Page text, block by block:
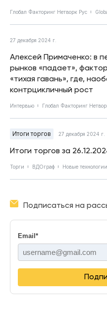
Глобал Факторинг Нетворк Рус
27 декабря 2024 г.
Алексей Примаченко: в
рынков «падает»,
«тихая гавань», где,
контрцикличный рост
Интервью Глобал Факторинг
Итоги торгов 27 декабря 2024 г.
Итоги торгов за
Торги ВДОграф Новые технологии
Подписаться на
Email *